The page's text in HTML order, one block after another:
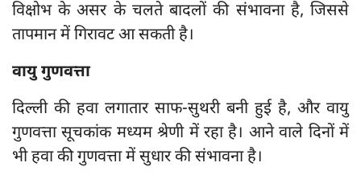
विक्षोभ के असर के चलते बादलों की संभावना है, जिससे
तापमान में गिरावट आ सकती है।
वायु गुणवत्ता
दिल्ली की हवा लगातार साफ-सुथरी बनी हुई है, और वायु
गुणवत्ता सूचकांक मध्यम श्रेणी में रहा है। आने वाले दिनों में
भी हवा की गुणवत्ता में सुधार की संभावना है।